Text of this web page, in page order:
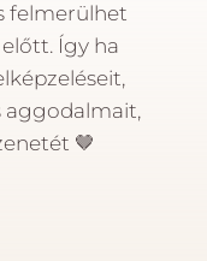
felmerülhet
Így ha
aggodalmait,
🤎